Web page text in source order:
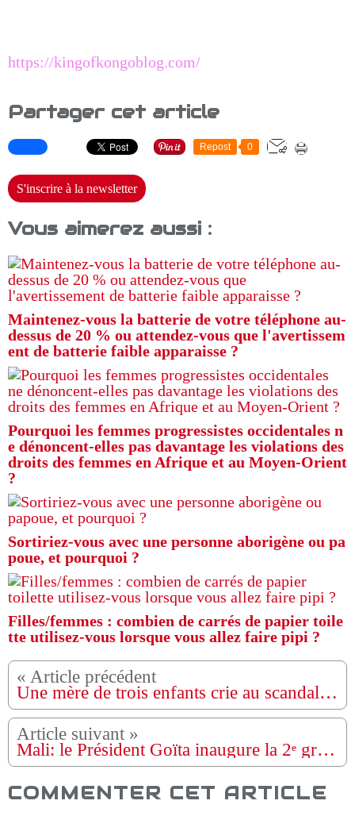
https://kingofkongoblog.com/
Partager cet article
Repost 0
S'inscrire à la newsletter
Vous aimerez aussi :
Maintenez-vous la batterie de votre téléphone au-
dessus de 20 % ou attendez-vous que l'avertissem
ent de batterie faible apparaisse ?
Pourquoi les femmes progressistes occidentales n
e dénoncent-elles pas davantage les violations des
droits des femmes en Afrique et au Moyen-Orient
?
Sortiriez-vous avec une personne aborigène ou pa
poue, et pourquoi ?
Filles/femmes : combien de carrés de papier toile
tte utilisez-vous lorsque vous allez faire pipi ?
Une mère de trois enfants crie au scandale et accuse son mari de l'avoir battue et de lui avoir arraché ses tresses parce qu'elle voulait partir à l'église sans avoir balayé la cour (vidéo)
Mali: le Président Goïta inaugure la 2ᵉ grande mine de lithium du Mali
COMMENTER CET ARTICLE